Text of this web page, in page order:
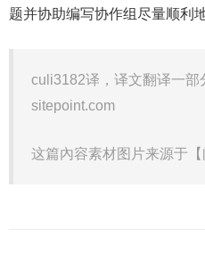
题并协助编写协作组尽量顺利
culi3182译，译文翻译一部
sitepoint.com
这篇內容素材图片来源于【